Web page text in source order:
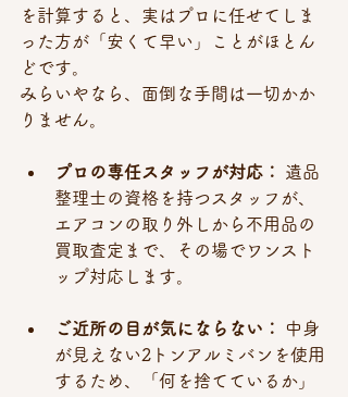
を計算すると、実はプロに任せてしま
った方が「安くて早い」ことがほとん
どです。
みらいやなら、面倒な手間は一切かか
りません。
プロの専任スタッフが対応：
遺品
整理士の資格を持つスタッフが、
エアコンの取り外しから不用品の
買取査定まで、その場でワンスト
ップ対応します。
ご近所の目が気にならない：
中身
が見えない2トンアルミバンを使用
するため、「何を捨てているか」